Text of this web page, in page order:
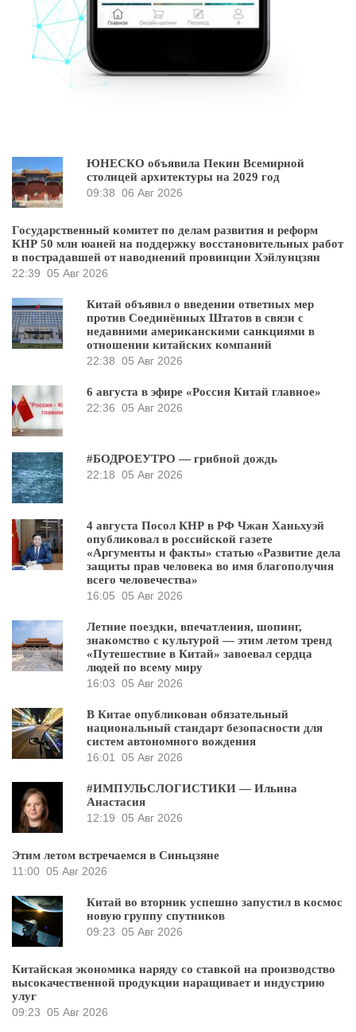
ЮНЕСКО объявила Пекин Всемирной
столицей архитектуры на 2029 год
09:38 06 Авг 2026
Государственный комитет по делам развития и реформ
КНР 50 млн юаней на поддержку восстановительных работ
в пострадавшей от наводнений провинции Хэйлунцзян
22:39 05 Авг 2026
Китай объявил о введении ответных мер
против Соединённых Штатов в связи с
недавними американскими санкциями в
отношении китайских компаний
22:38 05 Авг 2026
6 августа в эфире «Россия Китай главное»
22:36 05 Авг 2026
#БОДРОЕУТРО — грибной дождь
22:18 05 Авг 2026
4 августа Посол КНР в РФ Чжан Ханьхуэй
опубликовал в российской газете
«Аргументы и факты» статью «Развитие дела
защиты прав человека во имя благополучия
всего человечества»
16:05 05 Авг 2026
Летние поездки, впечатления, шопинг,
знакомство с культурой — этим летом тренд
«Путешествие в Китай» завоевал сердца
людей по всему миру
16:03 05 Авг 2026
В Китае опубликован обязательный
национальный стандарт безопасности для
систем автономного вождения
16:01
05 Авг 2026
#ИМПУЛЬСЛОГИСТИКИ — Ильина
Анастасия
12:19 05 Авг 2026
Этим летом встречаемся в Синьцзяне
11:00 05 Авг 2026
Китай во вторник успешно запустил в космос
новую группу спутников
09:23 05 Авг 2026
Китайская экономика наряду со ставкой на производство
высокачественной продукции наращивает и индустрию
улуг
09:23 05 Авг 2026